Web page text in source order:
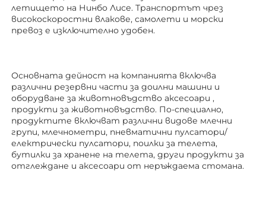
летището на Нинбо Лисе. Транспортът чрез
високоскоростни влакове, самолети и морски
превоз е изключително удобен.
Основната дейност на компанията включва
различни резервни части за доилни машини и
оборудване за животновъдство аксесоари ,
продукти за животновъдство. По-специално,
продуктите включват различни видове млечни
групи, млечнометри, пневматични пулсатори/
електрически пулсатори, поилки за телета,
бутилки за хранене на телета, други продукти за
отглеждане и аксесоари от неръждаема стомана.